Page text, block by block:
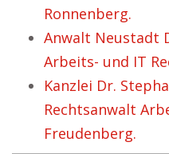
Ronnenberg.
Anwalt Neustadt
Arbeits- und IT
Kanzlei Dr.
Rechtsanwalt
Freudenberg.